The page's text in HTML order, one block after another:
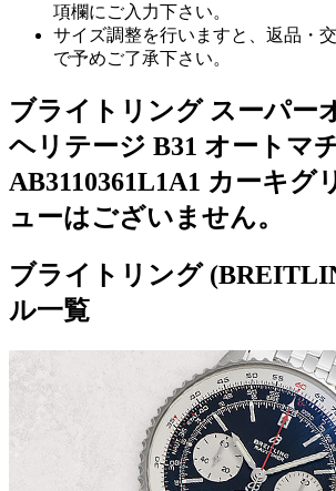
項欄にご入力下さい。
サイズ調整を行いますと、返品・
で予めご了承下さい。
ブライトリング スーパー
ヘリテージ B31 オートマ
AB3110361L1A1 カーキグ
ューはございません。
ブライトリング
ル一覧